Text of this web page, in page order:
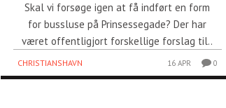
Skal vi forsøge igen at få indført en form
for bussluse på Prinsessegade? Der har
været offentligjort forskellige forslag til..
CHRISTIANSHAVN 16 APR 0